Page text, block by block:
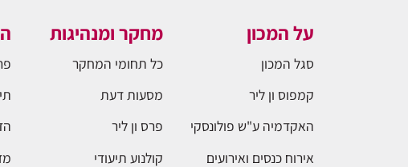
על המכון
סגל המכון
קמפוס ון ליר
האקדמיה ע"ש פולונסקי
אירוח כנסים ואירועים
מחקר ומנהיגות
כל תחומי המחקר
מסעות דעת
פרס ון ליר
קולנוע תיעודי